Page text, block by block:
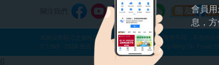
本網頁所顯示之價格因應產品種類及出發日期而有所不同，不包括
© 1999 - 2026 香港永安旅遊有限公司 Hong Kong Wing On Travel
會員
息，